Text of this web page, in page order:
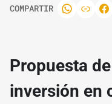
COMPARTIR
Propuesta
inversión en